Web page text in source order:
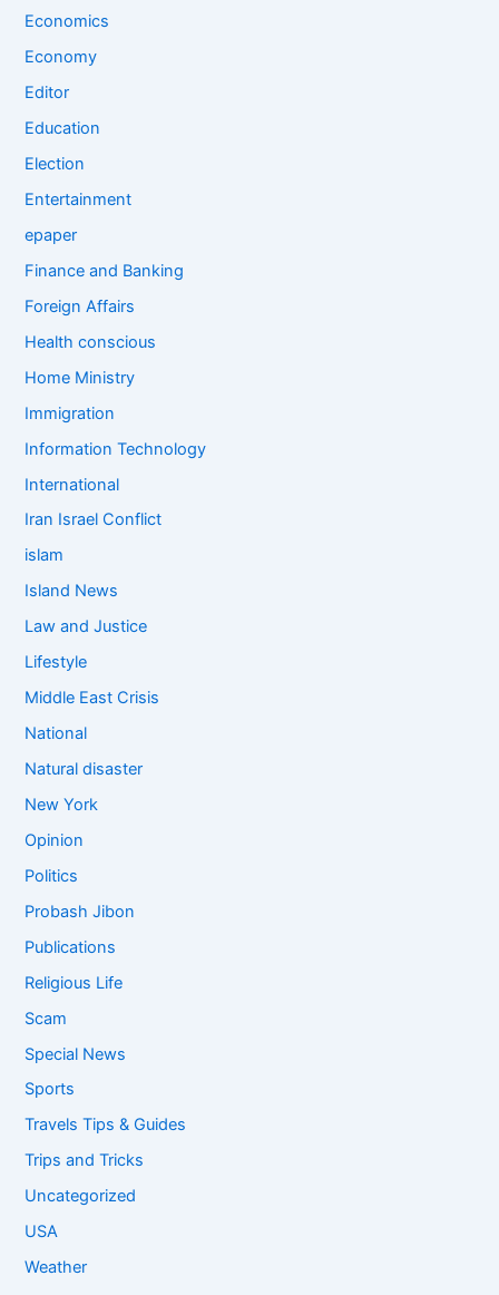
Economics
Economy
Editor
Education
Election
Entertainment
epaper
Finance and Banking
Foreign Affairs
Health conscious
Home Ministry
Immigration
Information Technology
International
Iran Israel Conflict
islam
Island News
Law and Justice
Lifestyle
Middle East Crisis
National
Natural disaster
New York
Opinion
Politics
Probash Jibon
Publications
Religious Life
Scam
Special News
Sports
Travels Tips & Guides
Trips and Tricks
Uncategorized
USA
Weather